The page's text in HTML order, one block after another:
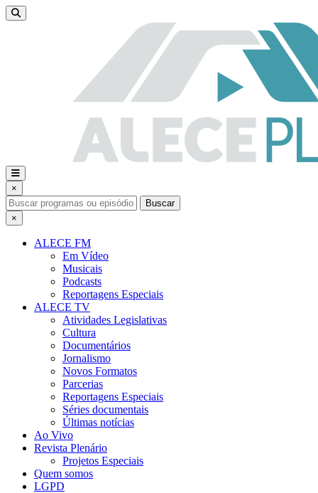
×
Buscar
×
ALECE FM
Em Vídeo
Musicais
Podcasts
Reportagens Especiais
ALECE TV
Atividades Legislativas
Cultura
Documentários
Jornalismo
Novos Formatos
Parcerias
Reportagens Especiais
Séries documentais
Últimas notícias
Ao Vivo
Revista Plenário
Projetos Especiais
Quem somos
LGPD